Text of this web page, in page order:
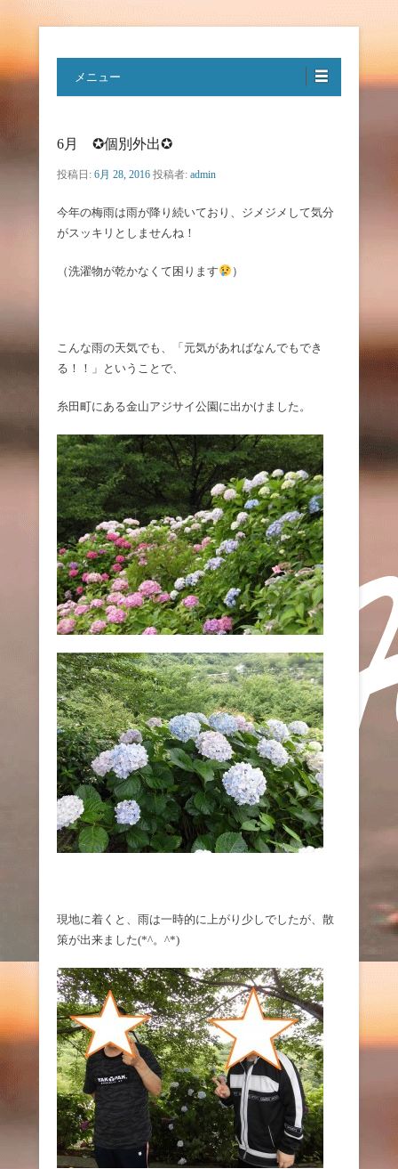
特定非営利活動法人ハートフルボ
イス
メニュー
6月 ✪個別外出✪
投稿日: 6月 28, 2016 投稿者: admin
今年の梅雨は雨が降り続いており、ジメジメして気分
がスッキリとしませんね！
（洗濯物が乾かなくて困ります ）
こんな雨の天気でも、「元気があればなんでもでき
る！！」ということで、
糸田町にある金山アジサイ公園に出かけました。
現地に着くと、雨は一時的に上がり少しでしたが、散
策が出来ました(*^。^*)